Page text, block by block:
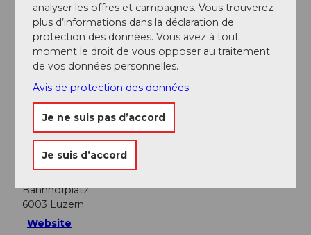
À proximité Regarder sur la carte
Evénement
Repas & boissons
Bahnhofplatz
6003 Luzern
Website
analyser les offres et campagnes. Vous trouverez
plus d’informations dans la déclaration de
protection des données. Vous avez à tout
moment le droit de vous opposer au traitement
de vos données personnelles.
Avis de protection des données
Je ne suis pas d’accord
Je suis d’accord